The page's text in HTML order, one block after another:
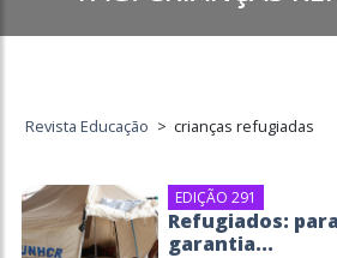
Revista Educação > crianças refugiadas
EDIÇÃO 291
Refugiados:
garantia...